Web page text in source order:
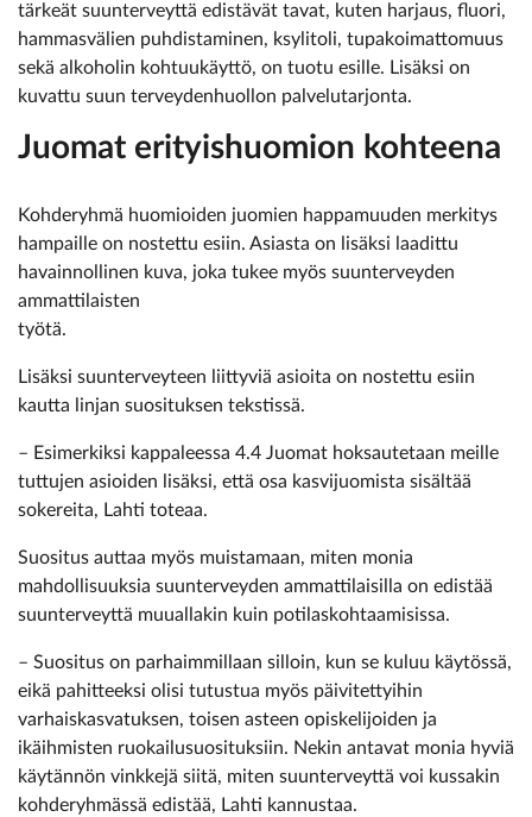
tärkeät suunterveyttä edistävät tavat, kuten harjaus, fluori,
hammasvälien puhdistaminen, ksylitoli, tupakoimattomuus
sekä alkoholin kohtuukäyttö, on tuotu esille. Lisäksi on
kuvattu suun terveydenhuollon palvelutarjonta.
Juomat erityishuomion kohteena
Kohderyhmä huomioiden juomien happamuuden merkitys
hampaille on nostettu esiin. Asiasta on lisäksi laadittu
havainnollinen kuva, joka tukee myös suunterveyden
ammattilaisten
työtä.
Lisäksi suunterveyteen liittyviä asioita on nostettu esiin
kautta linjan suosituksen tekstissä.
– Esimerkiksi kappaleessa 4.4 Juomat hoksautetaan meille
tuttujen asioiden lisäksi, että osa kasvijuomista sisältää
sokereita, Lahti toteaa.
Suositus auttaa myös muistamaan, miten monia
mahdollisuuksia suunterveyden ammattilaisilla on edistää
suunterveyttä muuallakin kuin potilaskohtaamisissa.
– Suositus on parhaimmillaan silloin, kun se kuluu käytössä,
eikä pahitteeksi olisi tutustua myös päivitettyihin
varhaiskasvatuksen, toisen asteen opiskelijoiden ja
ikäihmisten ruokailusuosituksiin. Nekin antavat monia hyviä
käytännön vinkkejä siitä, miten suunterveyttä voi kussakin
kohderyhmässä edistää, Lahti kannustaa.